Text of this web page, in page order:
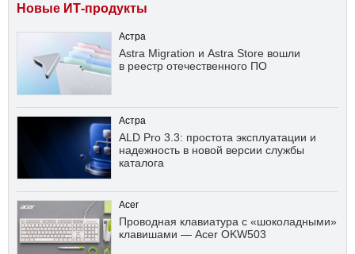
Новые ИТ-продукты
Астра
Astra Migration и Astra Store вошли
в реестр отечественного ПО
Астра
ALD Pro 3.3: простота эксплуатации и
надежность в новой версии службы
каталога
Acer
Проводная клавиатура с «шоколадными»
клавишами — Acer OKW503